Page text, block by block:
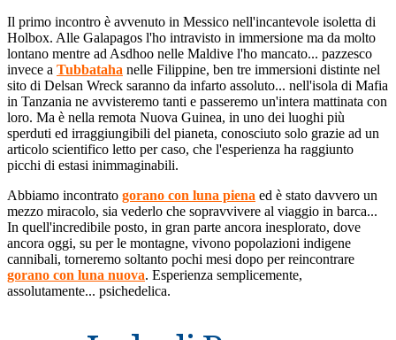
Il primo incontro è avvenuto in Messico nell'incantevole isoletta di
Holbox. Alle Galapagos l'ho intravisto in immersione ma da molto
lontano mentre ad Asdhoo nelle Maldive l'ho mancato... pazzesco
invece a Tubbataha nelle Filippine, ben tre immersioni distinte nel
sito di Delsan Wreck saranno da infarto assoluto... nell'isola di Mafia
in Tanzania ne avvisteremo tanti e passeremo un'intera mattinata con
loro. Ma è nella remota Nuova Guinea, in uno dei luoghi più
sperduti ed irraggiungibili del pianeta, conosciuto solo grazie ad un
articolo scientifico letto per caso, che l'esperienza ha raggiunto
picchi di estasi inimmaginabili.
Abbiamo incontrato gorano con luna piena ed è stato davvero un
mezzo miracolo, sia vederlo che sopravvivere al viaggio in barca...
In quell'incredibile posto, in gran parte ancora inesplorato, dove
ancora oggi, su per le montagne, vivono popolazioni indigene
cannibali, torneremo soltanto pochi mesi dopo per reincontrare
gorano con luna nuova. Esperienza semplicemente,
assolutamente... psichedelica.